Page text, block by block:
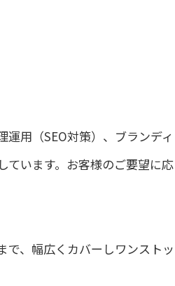
用（SEO対策）、ブランディ
ています。お客様のご要望に応
で、幅広くカバーしワンストッ